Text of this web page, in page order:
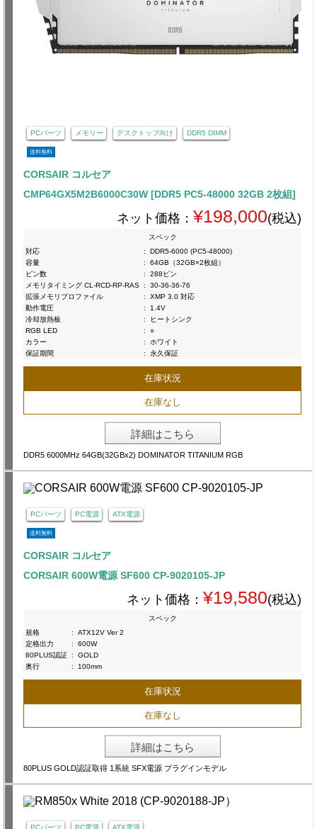
PCパーツ メモリー デスクトップ向け DDR5 DIMM
送料無料
CORSAIR コルセア
CMP64GX5M2B6000C30W [DDR5 PC5-48000 32GB 2枚組]
ネット価格： ¥198,000(税込)
スペック
対応
:
DDR5-6000 (PC5-48000)
容量
:
64GB（32GB×2枚組）
ピン数
:
288ピン
メモリタイミング CL-RCD-RP-RAS :
30-36-36-76
拡張メモリプロファイル
:
XMP 3.0 対応
動作電圧
:
1.4V
冷却放熱板
:
ヒートシンク
RGB LED
:
○
カラー
:
ホワイト
保証期間
: 永久保証
在庫状況
在庫なし
詳細はこちら
DDR5 6000MHz 64GB(32GBx2) DOMINATOR TITANIUM RGB
PCパーツ PC電源 ATX電源
送料無料
CORSAIR コルセア
CORSAIR 600W電源 SF600 CP-9020105-JP
ネット価格： ¥19,580(税込)
スペック
規格
:
ATX12V Ver 2
定格出力
:
600W
80PLUS認証 :
GOLD
奥行
: 100mm
在庫状況
在庫なし
詳細はこちら
80PLUS GOLD認証取得 1系統 SFX電源 プラグインモデル
PCパーツ PC電源 ATX電源